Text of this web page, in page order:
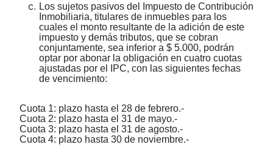
Los sujetos pasivos del Impuesto de Contribución
Inmobiliaria, titulares de inmuebles para los
cuales el monto resultante de la adición de este
impuesto y demás tributos, que se cobran
conjuntamente, sea inferior a $ 5.000, podrán
optar por abonar la obligación en cuatro cuotas
ajustadas por el IPC, con las siguientes fechas
de vencimiento:
Cuota 1: plazo hasta el 28 de febrero.-
Cuota 2: plazo hasta el 31 de mayo.-
Cuota 3: plazo hasta el 31 de agosto.-
Cuota 4: plazo hasta 30 de noviembre.-